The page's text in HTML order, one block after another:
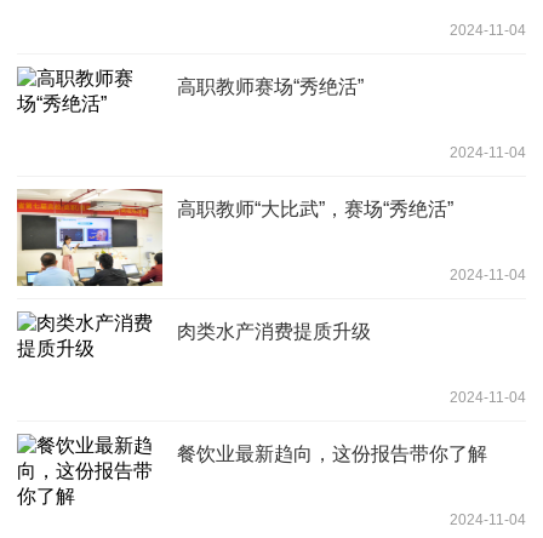
2024-11-04
高职教师赛场“秀绝活”
2024-11-04
高职教师“大比武”，赛场“秀绝活”
2024-11-04
肉类水产消费提质升级
2024-11-04
餐饮业最新趋向，这份报告带你了解
2024-11-04